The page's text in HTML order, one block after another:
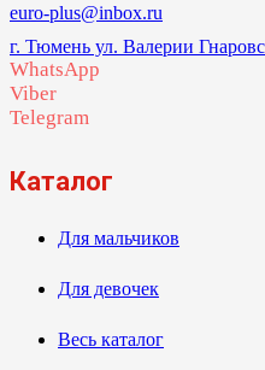
euro-plus@inbox.ru
г. Тюмень ул. Валерии
WhatsApp
Viber
Telegram
Каталог
Для мальчиков
Для девочек
Весь каталог